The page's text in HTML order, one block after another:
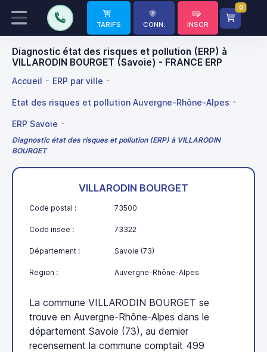
TARIFS CONN. INSCR
0
Diagnostic état des risques et pollution (ERP) à
VILLARODIN BOURGET (Savoie) - FRANCE ERP
Accueil ERP par ville
Etat des risques et pollution Auvergne-Rhône-Alpes
ERP Savoie
Diagnostic état des risques et pollution (ERP) à VILLARODIN
BOURGET
VILLARODIN BOURGET
Code postal : 73500
Code insee : 73322
Département : Savoie (73)
Region : Auvergne-Rhône-Alpes
La commune VILLARODIN BOURGET se
trouve en Auvergne-Rhône-Alpes dans le
département Savoie (73), au dernier
recensement la commune comptait 499